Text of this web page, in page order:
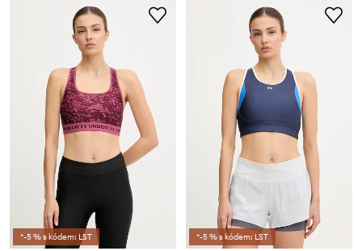
*-5 % s kódem: LST *-5 % s kódem: LST